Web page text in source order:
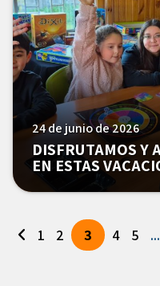
24 de junio de 2026
DISFRUTAMOS Y
EN ESTAS
1 2 3 4 5 ...